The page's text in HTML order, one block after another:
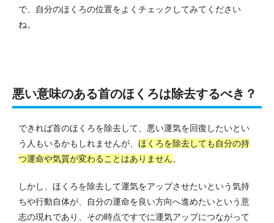
で、自分のほくろの位置をよくチェックしてみてください
ね。
悪い意味のある首のほくろは除去するべき？
できれば首のほくろを除去して、悪い運気を回復したいとい
う人もいるかもしれませんが、 ほくろを除去しても自分の持
つ運命や気質が変わることはありません。
しかし、ほくろを除去して運気をアップさせたいという気持
ちや行動自体が、自分の運命を良い方向へ進めたいという意
志の現れであり、その時点ですでに運気アップにつながって